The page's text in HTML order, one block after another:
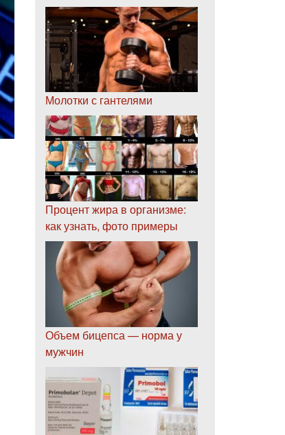
Молотки с гантелями
Процент жира в организме:
как узнать, фото примеры
Объем бицепса — норма у
мужчин